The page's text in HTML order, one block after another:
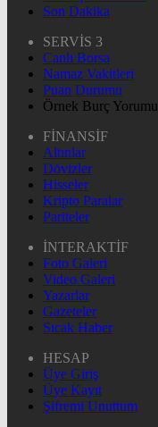
Son Dakika
SERVİS 3
Canlı Borsa
Namaz Vakitleri
Puan Durumu
Örnek Burç Yorumu
FİNANSİF
Altınlar
Dövizler
Hisseler
Kripto Paralar
Pariteler
İNTERAKTİF
Foto Galeri
Video Galeri
Yazarlar
Gazeteler
Sıcak Haber
HESAP
Üye Giriş
Üye Kayıt
Şifremi Unuttum